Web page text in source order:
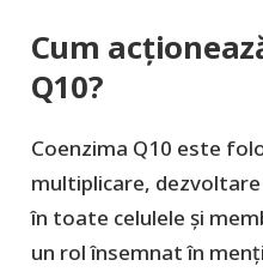
Cum
Q10?
Coenzima Q10 este
multiplicare,
în toate celulele și
un rol însemnat în